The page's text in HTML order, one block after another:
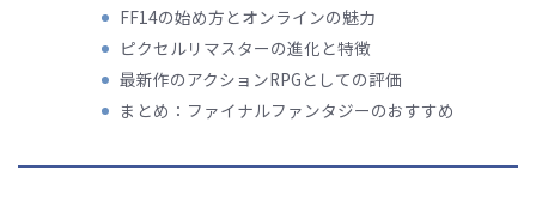
FF14の始め方とオンラインの魅力
ピクセルリマスターの進化と特徴
最新作のアクションRPGとしての評価
まとめ：ファイナルファンタジーのおすすめ